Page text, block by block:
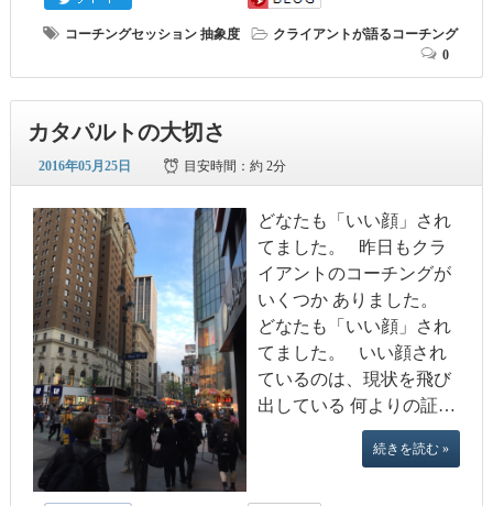
コーチングセッション 抽象度
クライアントが語るコーチング
0
カタパルトの大切さ
2016年05月25日 目安時間：約 2分
どなたも「いい顔」され
てました。 昨日もクラ
イアントのコーチングが
いくつか ありました。
どなたも「いい顔」され
てました。 いい顔され
ているのは、現状を飛び
出している 何よりの証…
続きを読む »